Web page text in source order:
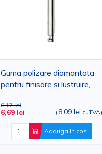
Guma polizare diamantata
pentru finisare si lustruire,
6,69 lei
8,17 lei
(8,09 lei cuTVA)
Adauga in cos